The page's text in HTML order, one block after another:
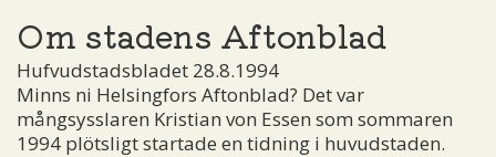
Om stadens Aftonblad
Hufvudstadsbladet 28.8.1994
Minns ni Helsingfors Aftonblad? Det var
mångsysslaren Kristian von Essen som sommaren
1994 plötsligt startade en tidning i huvudstaden.